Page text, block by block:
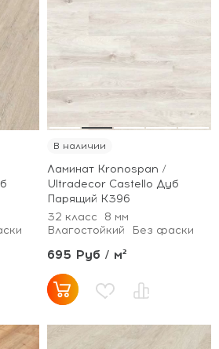
В наличии
Ламинат Kronospan /
Ultradecor Castello Дуб
Парящий K396
32 класс
8 мм
Влагостойкий
Без фаски
695 Руб / м²